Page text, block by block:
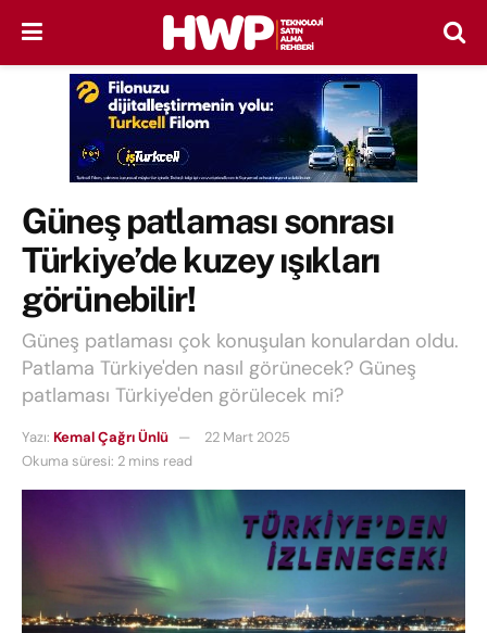
Güneş patlaması sonrası
Türkiye’de kuzey ışıkları
görünebilir!
Güneş patlaması çok konuşulan konulardan oldu.
Patlama Türkiye'den nasıl görünecek? Güneş
patlaması Türkiye'den görülecek mi?
Yazı: Kemal Çağrı Ünlü
22 Mart 2025
Okuma süresi: 2 mins read